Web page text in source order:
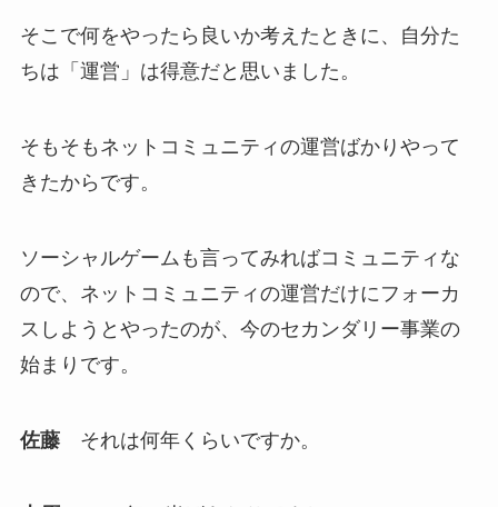
そこで何をやったら良いか考えたときに、自分た
ちは「運営」は得意だと思いました。
そもそもネットコミュニティの運営ばかりやって
きたからです。
ソーシャルゲームも言ってみればコミュニティな
ので、ネットコミュニティの運営だけにフォーカ
スしようとやったのが、今のセカンダリー事業の
始まりです。
佐藤それは何年くらいですか。